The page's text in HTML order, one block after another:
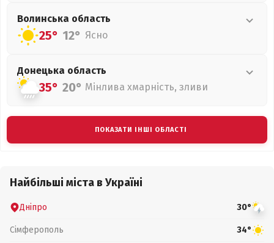
Волинська область
25° 12° Ясно
Донецька область
35° 20° Мінлива хмарність, зливи
ПОКАЗАТИ ІНШІ ОБЛАСТІ
Найбільші міста в Україні
Дніпро 30°
Сімферополь 34°